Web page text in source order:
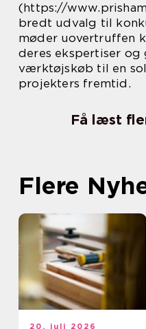
(https://
bredt udvalg til
møder uovertruffen
deres ekspertiser
værktøjskøb til en
projekters fremtid.
Få læst
Flere
20. juli 2026